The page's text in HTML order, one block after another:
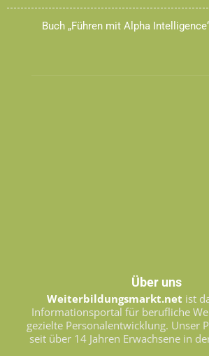
Buch „Führen mit Alpha
Über uns
Weiterbildungsmarkt.net ist
Informationsportal für berufliche
gezielte Personalentwicklung. Unser
seit über 14 Jahren Erwachsene in